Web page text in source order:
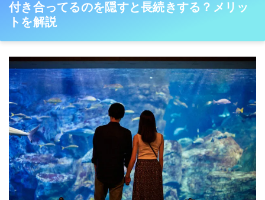
付き合ってるのを隠すと長続きする？メリッ
トを解説